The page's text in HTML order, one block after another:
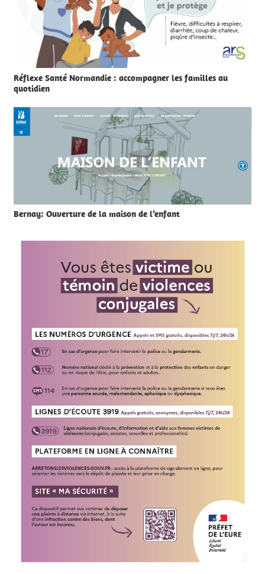
Réflexe Santé Normandie : accompagner les familles au
quotidien
Bernay: Ouverture de la maison de l’enfant